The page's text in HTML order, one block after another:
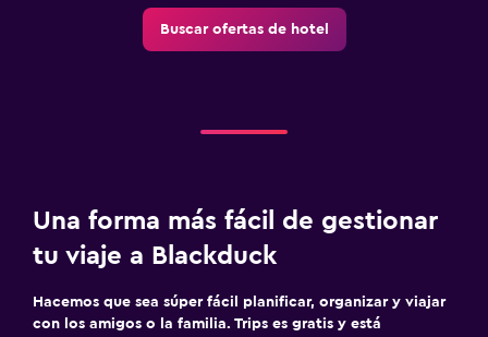
Buscar ofertas de hotel
Una forma más fácil de gestionar
tu viaje a Blackduck
Hacemos que sea súper fácil planificar, organizar y viajar
con los amigos o la familia. Trips es gratis y está